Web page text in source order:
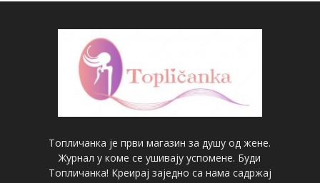
Топличанка је први магазин за душу од жене.
Журнал у коме се ушивају успомене. Буди
Топличанка! Креирај заједно са нама садржај